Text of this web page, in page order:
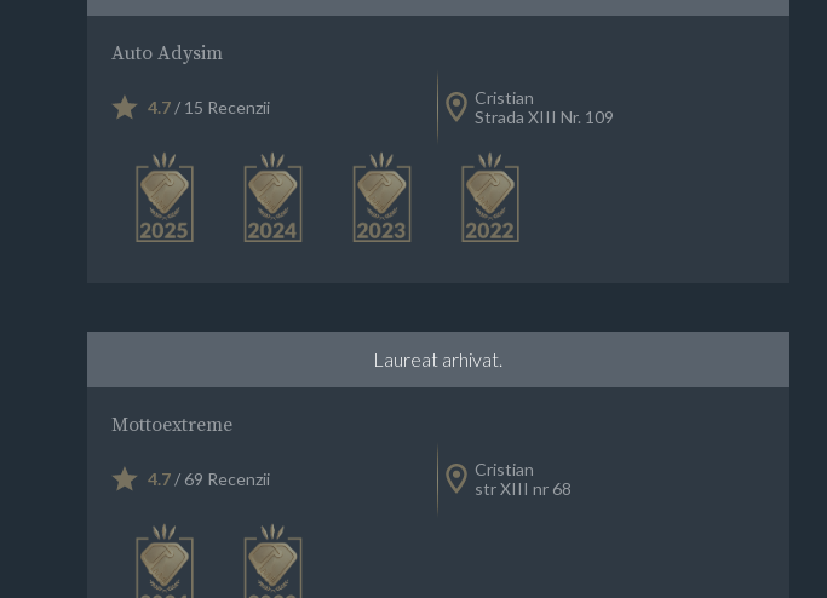
Auto Adysim
4.7/ 15 Recenzii
Cristian
Strada XIII Nr. 109
Laureat arhivat.
Mottoextreme
4.7/ 69 Recenzii
Cristian
str XIII nr 68